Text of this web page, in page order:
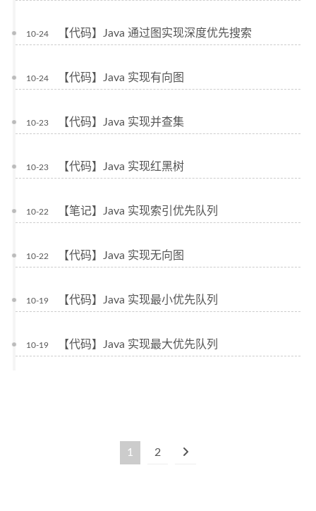
10-24 【代码】Java 通过图实现深度优先搜索
10-24 【代码】Java 实现有向图
10-23 【代码】Java 实现并查集
10-23 【代码】Java 实现红黑树
10-22 【笔记】Java 实现索引优先队列
10-22 【代码】Java 实现无向图
10-19 【代码】Java 实现最小优先队列
10-19 【代码】Java 实现最大优先队列
1 2